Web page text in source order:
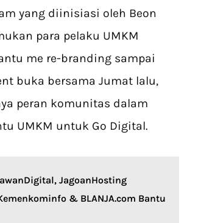
yang diinisiasi oleh Beon
para pelaku UMKM
me re-branding sampai
buka bersama Jumat lalu,
peran komunitas dalam
UMKM untuk Go Digital.
JagoanHosting
& BLANJA.com Bantu